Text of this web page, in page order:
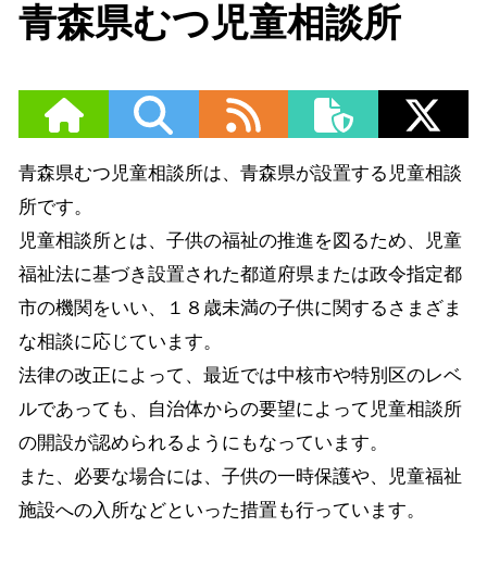
青森県むつ児童相談所
青森県むつ児童相談所は、青森県が設置する児童相談
所です。
児童相談所とは、子供の福祉の推進を図るため、児童
福祉法に基づき設置された都道府県または政令指定都
市の機関をいい、１８歳未満の子供に関するさまざま
な相談に応じています。
法律の改正によって、最近では中核市や特別区のレベ
ルであっても、自治体からの要望によって児童相談所
の開設が認められるようにもなっています。
また、必要な場合には、子供の一時保護や、児童福祉
施設への入所などといった措置も行っています。